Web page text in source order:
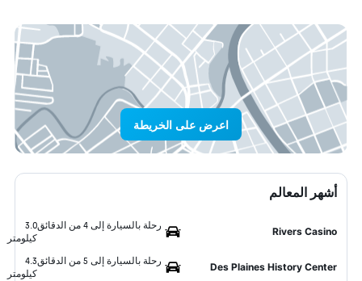
اعرض على الخريطة
أشهر المعالم
Rivers Casino
رحلة بالسيارة إلى 4 من الدقائق
3.0
كيلومتر
Des Plaines History Center
رحلة بالسيارة إلى 5 من الدقائق
4.3
كيلومتر